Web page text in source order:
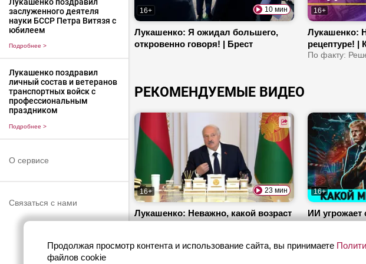
заслуженного деятеля
науки БССР Петра Витязя с
юбилеем
Подробнее >
Лукашенко поздравил
личный состав и ветеранов
транспортных войск с
профессиональным
праздником
Подробнее >
О сервисе
Связаться с нами
16+ 10 мин
Лукашенко: Я ожидал большего,
откровенно говоря! | Брест
16+
Лукашенко:
рецептуре! |
МОРОЖЕНОЕ:
По факту:
РЕКОМЕНДУЕМЫЕ ВИДЕО
16+ 23 мин
Лукашенко: Неважно, какой возраст
16+
ИИ угрожает
мигранты?
Продолжая просмотр контента и использование сайта, вы принимаете
файлов cookie